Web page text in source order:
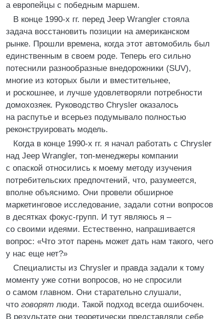
а европейцы с победным маршем.
В конце 1990‑х гг. перед Jeep Wrangler стояла
задача восстановить позиции на американском
рынке. Прошли времена, когда этот автомобиль был
единственным в своем роде. Теперь его сильно
потеснили разнообразные внедорожники (SUV),
многие из которых были и вместительнее,
и роскошнее, и лучше удовлетворяли потребности
домохозяек. Руководство Chrysler оказалось
на распутье и всерьез подумывало полностью
реконструировать модель.
Когда в конце 1990‑х гг. я начал работать с Chrysler
над Jeep Wrangler, топ-менеджеры компании
с опаской относились к моему методу изучения
потребительских предпочтений, что, разумеется,
вполне объяснимо. Они провели обширное
маркетинговое исследование, задали сотни вопросов
в десятках фокус-групп. И тут являюсь я –
со своими идеями. Естественно, напрашивается
вопрос: «Что этот парень может дать нам такого, чего
у нас еще нет?»
Специалисты из Chrysler и правда задали к тому
моменту уже сотни вопросов, но не спросили
о самом главном. Они старательно слушали,
что говорят люди. Такой подход всегда ошибочен.
В результате они теоретически представляли себе